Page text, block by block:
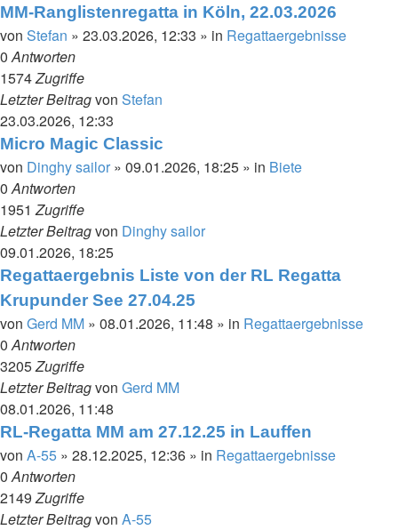
MM-Ranglistenregatta in Köln, 22.03.2026
von Stefan » 23.03.2026, 12:33 » in Regattaergebnisse
0Antworten
1574Zugriffe
Letzter Beitragvon Stefan
23.03.2026, 12:33
Micro Magic Classic
von Dinghy sailor » 09.01.2026, 18:25 » in Biete
0Antworten
1951Zugriffe
Letzter Beitragvon Dinghy sailor
09.01.2026, 18:25
Regattaergebnis Liste von der RL Regatta
Krupunder See 27.04.25
von Gerd MM » 08.01.2026, 11:48 » in Regattaergebnisse
0Antworten
3205Zugriffe
Letzter Beitragvon Gerd MM
08.01.2026, 11:48
RL-Regatta MM am 27.12.25 in Lauffen
von A-55 » 28.12.2025, 12:36 » in Regattaergebnisse
0Antworten
2149Zugriffe
Letzter Beitragvon A-55